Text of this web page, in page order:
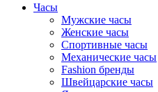
Часы
Мужские часы
Женские часы
Спортивные часы
Механические часы
Fashion бренды
Швейцарские часы